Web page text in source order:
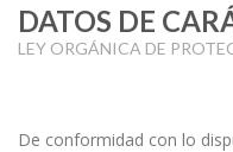
DATOS DE
LEY ORGÁNICA DE
De conformidad con lo